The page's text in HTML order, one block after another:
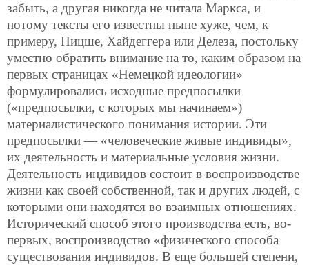
забыть, а другая никогда не читала Маркса, и
потому тексты его известны ныне хуже, чем, к
примеру, Ницше, Хайдеггера или Делеза, постольку
уместно обратить внимание на то, каким образом на
первых страницах «Немецкой идеологии»
формулировались исходные предпосылки
(«предпосылки, с которых мы начинаем»)
материалистического понимания истории. Эти
предпосылки — «человеческие живые индивиды»,
их деятельность и материальные условия жизни.
Деятельность индивидов состоит в воспроизводстве
жизни как своей собственной, так и других людей, с
которыми они находятся во взаимных отношениях.
Исторический способ этого производства есть, во-
первых, воспроизводство «физического способа
существования индивидов. В еще большей степени,